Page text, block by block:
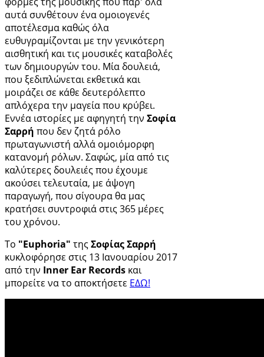
αυτά συνθέτουν ένα ομοιογενές
αποτέλεσμα καθώς όλα
ευθυγραμίζονται με την γενικότερη
αισθητική και τις μουσικές καταβολές
των δημιουργών του. Μία δουλειά,
που ξεδιπλώνεται εκθετικά και
μοιράζει σε κάθε δευτερόλεπτο
απλόχερα την μαγεία που κρύβει.
Εννέα ιστορίες με αφηγητή την Σοφία
Σαρρή που δεν ζητά ρόλο
πρωταγωνιστή αλλά ομοιόμορφη
κατανομή ρόλων. Σαφώς, μία από τις
καλύτερες δουλειές που έχουμε
ακούσει τελευταία, με άψογη
παραγωγή, που σίγουρα θα μας
κρατήσει συντροφιά στις 365 μέρες
του χρόνου.
Το "Euphoria" τηςΣοφίας Σαρρή
κυκλοφόρησε στις 13 Ιανουαρίου 2017
από την Inner Ear Records και
μπορείτε να το αποκτήσετε ΕΔΩ!